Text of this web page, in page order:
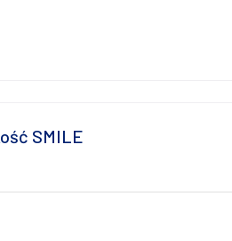
SMILE